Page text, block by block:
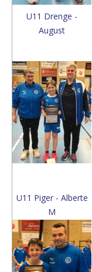
U1 1 Drenge -
August
U11 Piger - Alberte
M